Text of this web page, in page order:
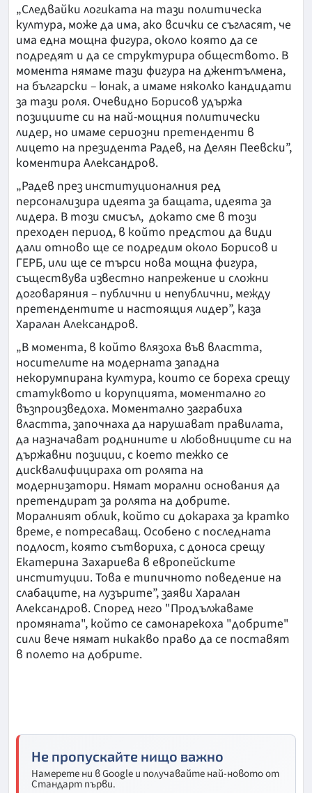
„Следвайки логиката на тази политическа
култура, може да има, ако всички се съгласят, че
има една мощна фигура, около която да се
подредят и да се структурира обществото. В
момента нямаме тази фигура на джентълмена,
на български – юнак, а имаме няколко кандидати
за тази роля. Очевидно Борисов удържа
позициите си на най-мощния политически
лидер, но имаме сериозни претенденти в
лицето на президента Радев, на Делян Пеевски”,
коментира Александров.
„Радев през институционалния ред
персонализира идеята за бащата, идеята за
лидера. В този смисъл, докато сме в този
преходен период, в който предстои да види
дали отново ще се подредим около Борисов и
ГЕРБ, или ще се търси нова мощна фигура,
съществува известно напрежение и сложни
договаряния – публични и непублични, между
претендентите и настоящия лидер”, каза
Харалан Александров.
„В момента, в който влязоха във властта,
носителите на модерната западна
некорумпирана култура, които се бореха срещу
статуквото и корупцията, моментално го
възпроизведоха. Моментално заграбиха
властта, започнаха да нарушават правилата,
да назначават роднините и любовниците си на
държавни позиции, с което тежко се
дисквалифицираха от ролята на
модернизатори. Нямат морални основания да
претендират за ролята на добрите.
Моралният облик, който си докараха за кратко
време, е потресаващ. Особено с последната
подлост, която сътвориха, с доноса срещу
Екатерина Захариева в европейските
институции. Това е типичното поведение на
слабаците, на лузърите”, заяви Харалан
Александров. Според него "Продължаваме
промяната", който се самонарекоха "добрите"
сили вече нямат никакво право да се поставят
в полето на добрите.
Не пропускайте нищо важно
Намерете ни в Google и получавайте най-новото от
Стандарт първи.